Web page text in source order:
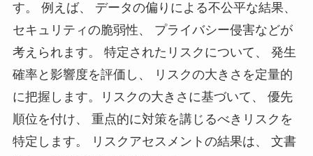
す。 例えば、 データの偏りによる不公平な結果、
セキュリティの脆弱性、 プライバシー侵害などが
考えられます。 特定されたリスクについて、 発生
確率と影響度を評価し、 リスクの大きさを定量的
に把握します。リスクの大きさに基づいて、 優先
順位を付け、 重点的に対策を講じるべきリスクを
特定します。 リスクアセスメントの結果は、 文書